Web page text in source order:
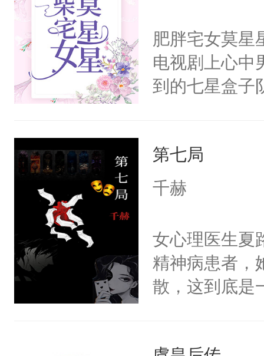
肥胖宅女莫星
电视剧上心中
到的七星盒子
重生，莫星星
体，在莫星星
流苏容貌冠
宫宴上见到三
竭虑，但异域
宴包裹里，有
武流苏势要查
第七局
千赫
女心理医生夏
精神病患者，
散，这到底是